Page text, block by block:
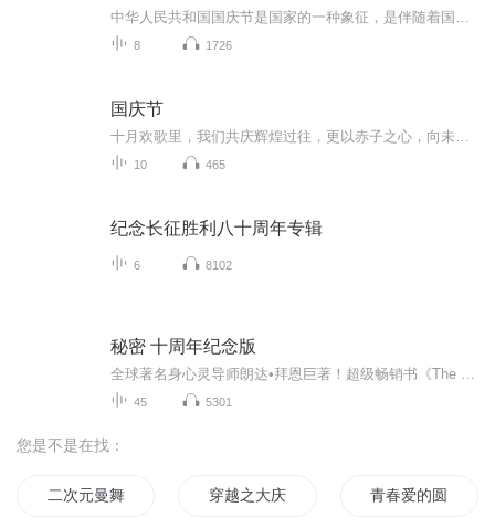
8 1726
国庆节
10 465
纪念长征胜利八十周年专辑
6 8102
秘密 十周年纪念版
45 5301
您是不是在找：
二次元曼舞曲 穿越之大庆帝国 青春爱的圆舞曲